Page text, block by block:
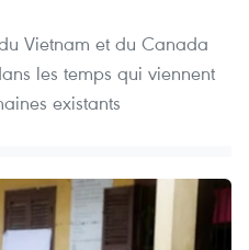
Vietnam et du Canada
les temps qui viennent
existants